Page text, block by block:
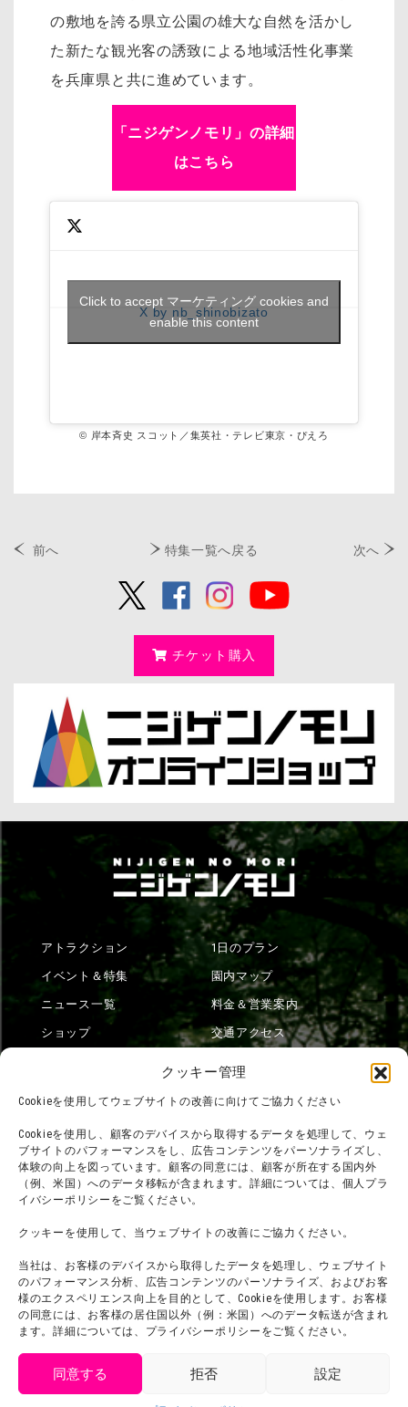
クッキー管理
Cookieを使用してウェブサイトの改善に向けてご協力ください
Cookieを使用し、顧客のデバイスから取得するデータを処理して、ウェ
ブサイトのパフォーマンスをし、広告コンテンツをパーソナライズし、
体験の向上を図っています。顧客の同意には、顧客が所在する国内外
（例、米国）へのデータ移転が含まれます。詳細については、個人プラ
イバシーポリシーをご覧ください。
クッキーを使用して、当ウェブサイトの改善にご協力ください。
当社は、お客様のデバイスから取得したデータを処理し、ウェブサイト
のパフォーマンス分析、広告コンテンツのパーソナライズ、およびお客
様のエクスペリエンス向上を目的として、Cookieを使用します。お客様
の同意には、お客様の居住国以外（例：米国）へのデータ転送が含まれ
ます。詳細については、プライバシーポリシーをご覧ください。
同意する 拒否 設定
の敷地を誇る県立公園の雄大な自然を活かし
た新たな観光客の誘致による地域活性化事業
を兵庫県と共に進めています。
「ニジゲンノモリ」の詳細
はこちら
X by nb_shinobizato
Click to accept マーケティング cookies and
enable this content
© 岸本斉史 スコット／集英社・テレビ東京・ぴえろ
前へ 特集一覧へ戻る 次へ
チケット購入
アトラクション
イベント＆特集
ニュース一覧
ショップ
1日のプラン
園内マップ
料金＆営業案内
交通アクセス
団体利用について
お問い合わせ
利用規約
プライバシーポリシー
プレスリリース
メディア掲載実績
会社概要
スタッフ募集